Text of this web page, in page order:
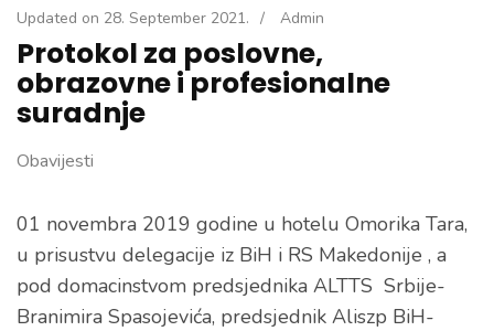
Updated on 28. September 2021. / Admin
Protokol za poslovne,
obrazovne i profesionalne
suradnje
Obavijesti
01 novembra 2019 godine u hotelu Omorika Tara,
u prisustvu delegacije iz BiH i RS Makedonije , a
pod domacinstvom predsjednika ALTTS Srbije-
Branimira Spasojevića, predsjednik Aliszp BiH-